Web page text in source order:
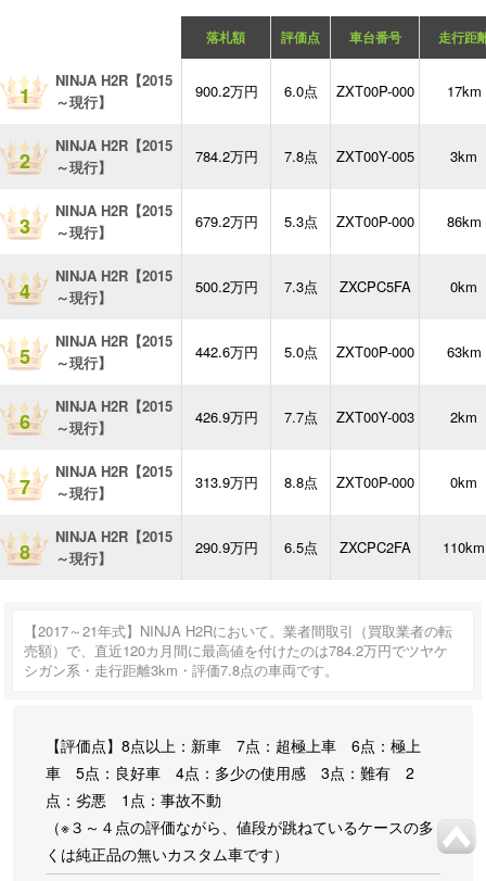
落札額 評価点 車台番号 走行距
1
NINJA H2R【2015
～現行】
900.2万円 6.0点 ZXT00P-000 17km
2
NINJA H2R【2015
～現行】
784.2万円 7.8点 ZXT00Y-005 3km
3
NINJA H2R【2015
～現行】
679.2万円 5.3点 ZXT00P-000 86km
4
NINJA H2R【2015
～現行】
500.2万円 7.3点 ZXCPC5FA 0km
5
NINJA H2R【2015
～現行】
442.6万円 5.0点 ZXT00P-000 63km
6
NINJA H2R【2015
～現行】
426.9万円 7.7点 ZXT00Y-003 2km
7
NINJA H2R【2015
～現行】
313.9万円 8.8点 ZXT00P-000 0km
8
NINJA H2R【2015
～現行】
290.9万円 6.5点 ZXCPC2FA 110km
【2017～21年式】NINJA H2Rにおいて。業者間取引（買取業者の転
売額）で、直近120カ月間に最高値を付けたのは784.2万円でツヤケ
シガン系・走行距離3km・評価7.8点の車両です。
【評価点】8点以上：新車 7点：超極上車 6点：極上
車 5点：良好車 4点：多少の使用感 3点：難有 2
点：劣悪 1点：事故不動
（※３～４点の評価ながら、値段が跳ねているケースの多
くは純正品の無いカスタム車です）